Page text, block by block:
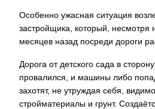
Особенно ужасная ситуация
застройщика, который, несмотря
месяцев назад посреди дороги
Дорога от детского сада в
провалился, и машины либо
захотят, не утруждая себя,
стройматериалы и грунт.